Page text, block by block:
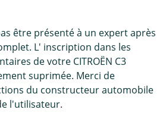
être présenté à un expert après
L' inscription dans les
de votre CITROËN C3
suprimée. Merci de
du constructeur automobile
l'utilisateur.